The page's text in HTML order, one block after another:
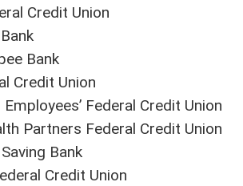
Credit Union
Bank
Credit Union
Federal Credit Union
Partners Federal Credit Union
Bank
Credit Union